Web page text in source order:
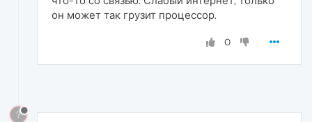
он может так грузит процессор.
0
?